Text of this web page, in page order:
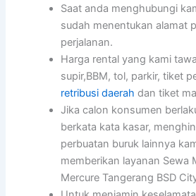
Saat anda menghubungi
sudah menentukan alamat
perjalanan.
Harga rental yang kami
supir,BBM, tol, parkir, tiket
retribusi daerah dan tiket
Jika calon konsumen
berkata kata kasar,
perbuatan buruk lainnya
memberikan layanan Sewa
Mercure Tangerang BSD